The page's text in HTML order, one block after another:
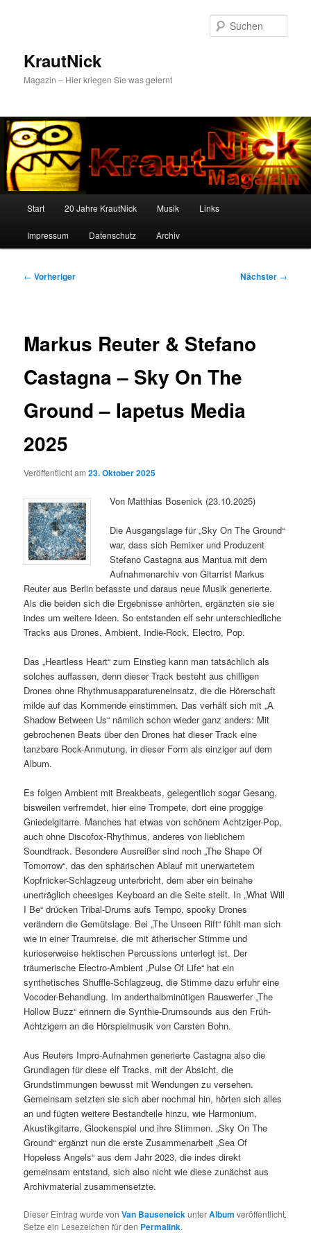
KrautNick
Magazin – Hier kriegen Sie was gelernt
Start 20 Jahre KrautNick Musik Links
Impressum Datenschutz Archiv
Beitragsnavigation
← Vorheriger Nächster →
Markus Reuter & Stefano
Castagna – Sky On The
Ground – Iapetus Media
2025
Veröffentlicht am23. Oktober 2025
Von Matthias Bosenick (23.10.2025)
Die Ausgangslage für „Sky On The Ground“
war, dass sich Remixer und Produzent
Stefano Castagna aus Mantua mit dem
Aufnahmenarchiv von Gitarrist Markus
Reuter aus Berlin befasste und daraus neue Musik generierte.
Als die beiden sich die Ergebnisse anhörten, ergänzten sie sie
indes um weitere Ideen. So entstanden elf sehr unterschiedliche
Tracks aus Drones, Ambient, Indie-Rock, Electro, Pop.
Das „Heartless Heart“ zum Einstieg kann man tatsächlich als
solches auffassen, denn dieser Track besteht aus chilligen
Drones ohne Rhythmusapparatureneinsatz, die die Hörerschaft
milde auf das Kommende einstimmen. Das verhält sich mit „A
Shadow Between Us“ nämlich schon wieder ganz anders: Mit
gebrochenen Beats über den Drones hat dieser Track eine
tanzbare Rock-Anmutung, in dieser Form als einziger auf dem
Album.
Es folgen Ambient mit Breakbeats, gelegentlich sogar Gesang,
bisweilen verfremdet, hier eine Trompete, dort eine proggige
Gniedelgitarre. Manches hat etwas von schönem Achtziger-Pop,
auch ohne Discofox-Rhythmus, anderes von lieblichem
Soundtrack. Besondere Ausreißer sind noch „The Shape Of
Tomorrow“, das den sphärischen Ablauf mit unerwartetem
Kopfnicker-Schlagzeug unterbricht, dem aber ein beinahe
unerträglich cheesiges Keyboard an die Seite stellt. In „What Will
I Be“ drücken Tribal-Drums aufs Tempo, spooky Drones
verändern die Gemütslage. Bei „The Unseen Rift“ fühlt man sich
wie in einer Traumreise, die mit ätherischer Stimme und
kurioserweise hektischen Percussions unterlegt ist. Der
träumerische Electro-Ambient „Pulse Of Life“ hat ein
synthetisches Shuffle-Schlagzeug, die Stimme dazu erfuhr eine
Vocoder-Behandlung. Im anderthalbminütigen Rauswerfer „The
Hollow Buzz“ erinnern die Synthie-Drumsounds aus den Früh-
Achtzigern an die Hörspielmusik von Carsten Bohn.
Aus Reuters Impro-Aufnahmen generierte Castagna also die
Grundlagen für diese elf Tracks, mit der Absicht, die
Grundstimmungen bewusst mit Wendungen zu versehen.
Gemeinsam setzten sie sich aber nochmal hin, hörten sich alles
an und fügten weitere Bestandteile hinzu, wie Harmonium,
Akustikgitarre, Glockenspiel und ihre Stimmen. „Sky On The
Ground“ ergänzt nun die erste Zusammenarbeit „Sea Of
Hopeless Angels“ aus dem Jahr 2023, die indes direkt
gemeinsam entstand, sich also nicht wie diese zunächst aus
Archivmaterial zusammensetzte.
Dieser Eintrag wurde vonVan BauseneickunterAlbum veröffentlicht.
Setze ein Lesezeichen für den Permalink.